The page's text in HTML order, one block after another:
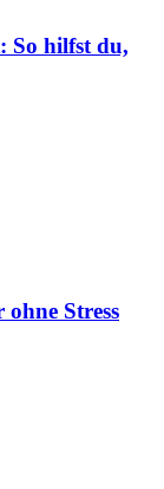
So hilfst du,
Stress